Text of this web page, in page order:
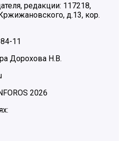
редакции: 117218,
д.13, кор.
11
Дорохова Н.В.
2026